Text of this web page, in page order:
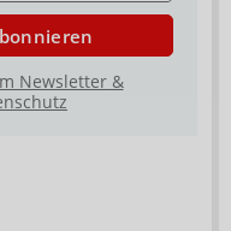
Newsletter &